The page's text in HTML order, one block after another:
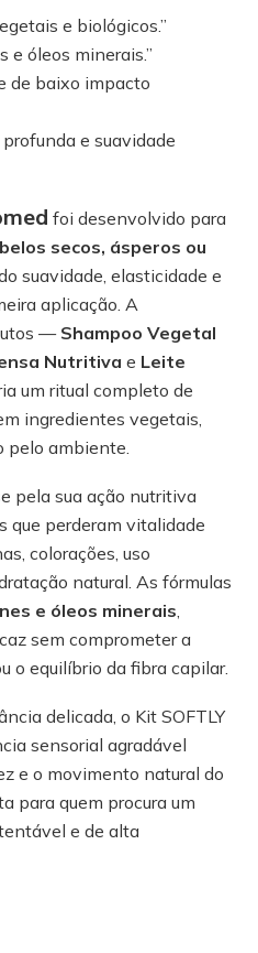
e biológicos.”
e óleos minerais.”
de baixo impacto
e suavidade
foi desenvolvido para
secos, ásperos ou
suavidade, elasticidade e
aplicação. A
— Shampoo Vegetal
Nutritiva e Leite
um ritual completo de
ingredientes vegetais,
pelo ambiente.
pela sua ação nutritiva
que perderam vitalidade
colorações, uso
natural. As fórmulas
e óleos minerais,
sem comprometer a
o equilíbrio da fibra capilar.
delicada, o Kit SOFTLY
sensorial agradável
e o movimento natural do
para quem procura um
e de alta